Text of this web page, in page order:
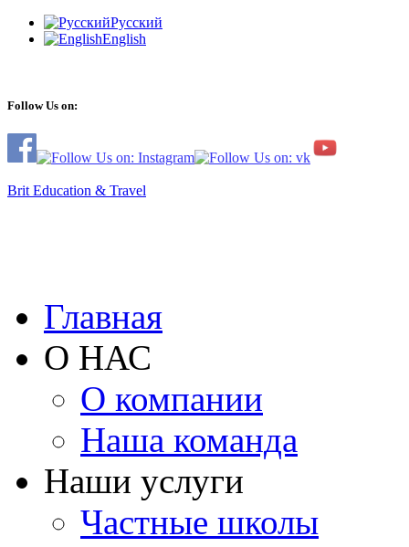
Русский
English
Follow Us on:
Brit Education & Travel
Главная
О НАС
О компании
Наша команда
Наши услуги
Частные школы